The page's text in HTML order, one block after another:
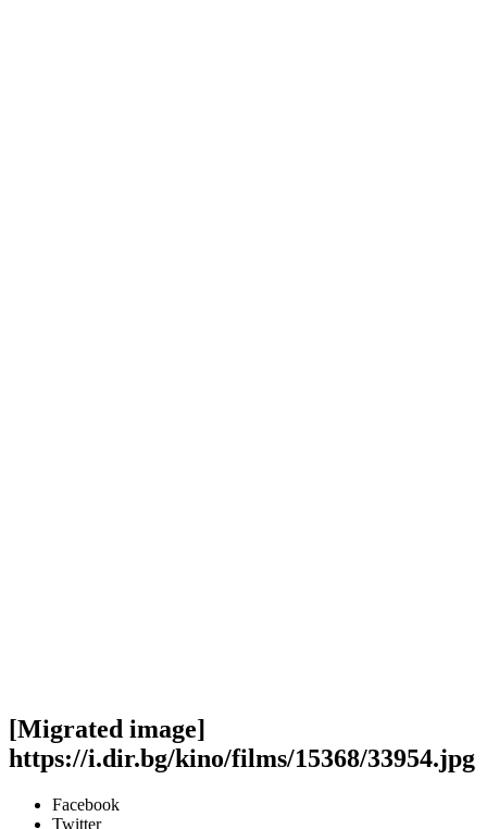
[Migrated image]
https://i.dir.bg/kino/films/15368/33954.jpg
Facebook
Twitter